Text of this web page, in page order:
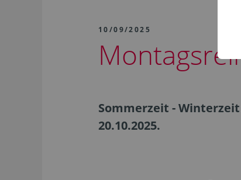
10/09/2025
Sommerzeit -
20.10.2025.